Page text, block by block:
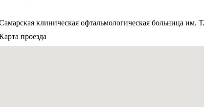
клиническая офтальмологическая больница
проезда